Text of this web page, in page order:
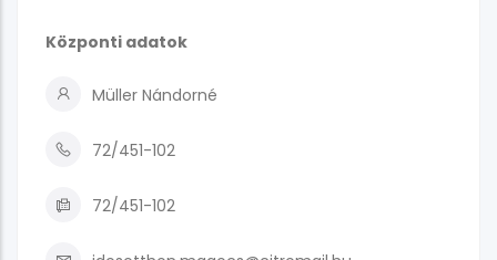
Központi adatok
Müller Nándorné
72/451-102
72/451-102